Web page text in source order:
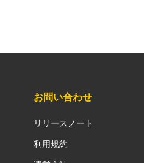
お問い合わせ
リリースノート
利用規約